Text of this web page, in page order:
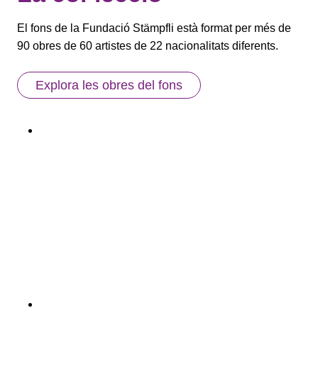
El fons de la Fundació Stämpfli està format per més de
90 obres de 60 artistes de 22 nacionalitats diferents.
Explora les obres del fons